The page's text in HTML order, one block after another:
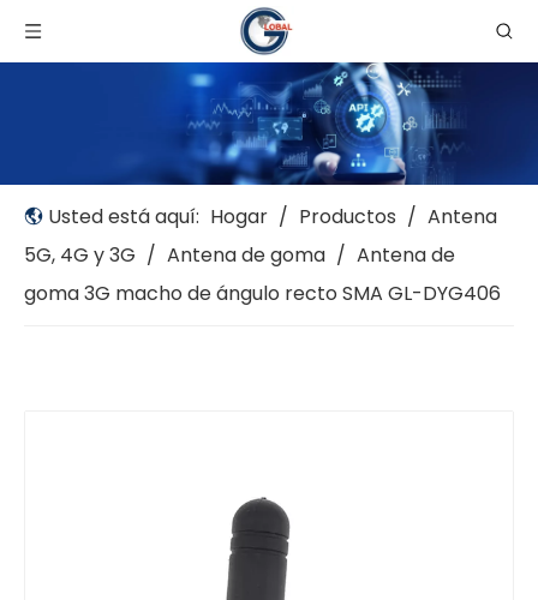
Usted está aquí: Hogar / Productos / Antena
5G, 4G y 3G / Antena de goma / Antena de
goma 3G macho de ángulo recto SMA GL-DYG406